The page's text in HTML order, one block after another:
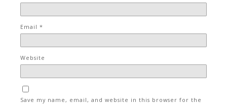
Email *
Website
Save my name, email, and website in this browser for the